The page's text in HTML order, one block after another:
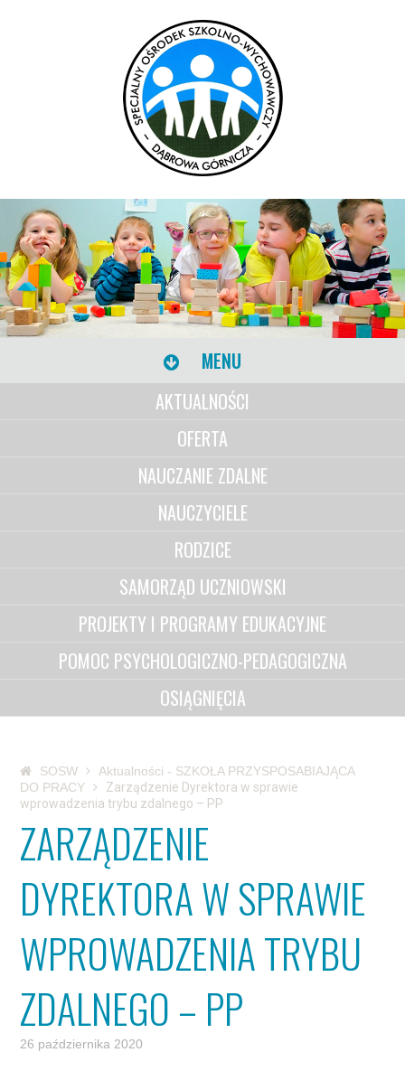
MENU
AKTUALNOŚCI
OFERTA
NAUCZANIE ZDALNE
NAUCZYCIELE
RODZICE
SAMORZĄD UCZNIOWSKI
PROJEKTY I PROGRAMY EDUKACYJNE
POMOC PSYCHOLOGICZNO-PEDAGOGICZNA
OSIĄGNIĘCIA
SOSW
Aktualności - SZKOŁA PRZYSPOSABIAJĄCA
DO PRACY
Zarządzenie Dyrektora w sprawie
wprowadzenia trybu zdalnego – PP
ZARZĄDZENIE
DYREKTORA W SPRAWIE
WPROWADZENIA TRYBU
ZDALNEGO – PP
26 października 2020